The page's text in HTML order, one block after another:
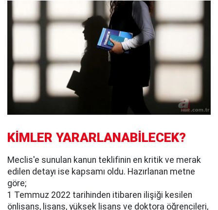
KİMLER YARARLANABİLECEK?
Meclis'e sunulan kanun teklifinin en kritik ve merak
edilen detayı ise kapsamı oldu. Hazırlanan metne
göre;
1 Temmuz 2022 tarihinden itibaren ilişiği kesilen
önlisans, lisans, yüksek lisans ve doktora öğrencileri,